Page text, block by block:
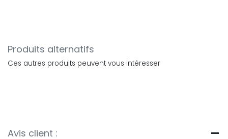
Produits alternatifs
Ces autres produits peuvent vous intéresser
Avis client :